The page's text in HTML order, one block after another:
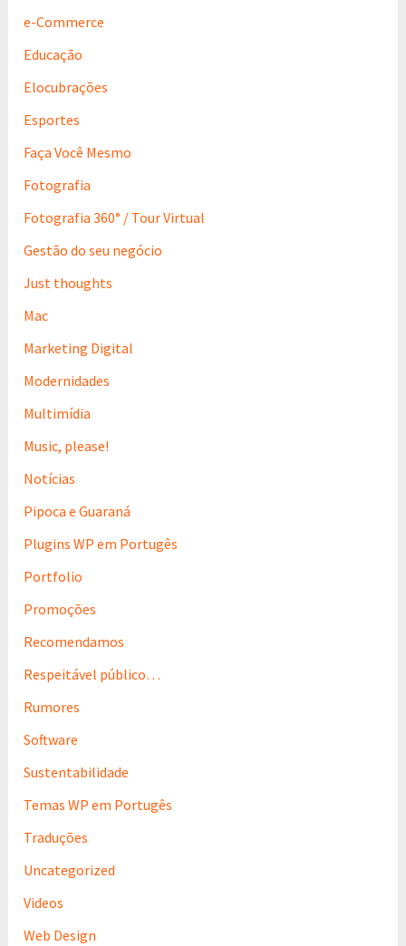
e-Commerce
Educação
Elocubrações
Esportes
Faça Você Mesmo
Fotografia
Fotografia 360° / Tour Virtual
Gestão do seu negócio
Just thoughts
Mac
Marketing Digital
Modernidades
Multimídia
Music, please!
Notícias
Pipoca e Guaraná
Plugins WP em Portugês
Portfolio
Promoções
Recomendamos
Respeitável público…
Rumores
Software
Sustentabilidade
Temas WP em Portugês
Traduções
Uncategorized
Videos
Web Design